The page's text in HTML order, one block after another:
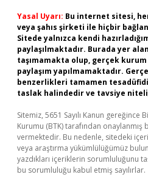
Yasal Uyarı: Bu internet sitesi,
veya şahıs şirketi ile hiçbir
Sitede yalnızca kendi
paylaşılmaktadır. Burada yer
taşımamakta olup, gerçek
paylaşım yapılmamaktadır.
benzerlikleri tamamen
taslak halindedir ve tavsiye
Sitemiz, 5651 Sayılı Kanun
Kurumu (BTK) tarafından onaylanmış
vermektedir. Bu nedenle, sitedeki
veya araştırma yükümlülüğümüz
yazdıkları içeriklerin sorumluluğunu
bu sorumluluğu kabul etmiş sayılırlar.